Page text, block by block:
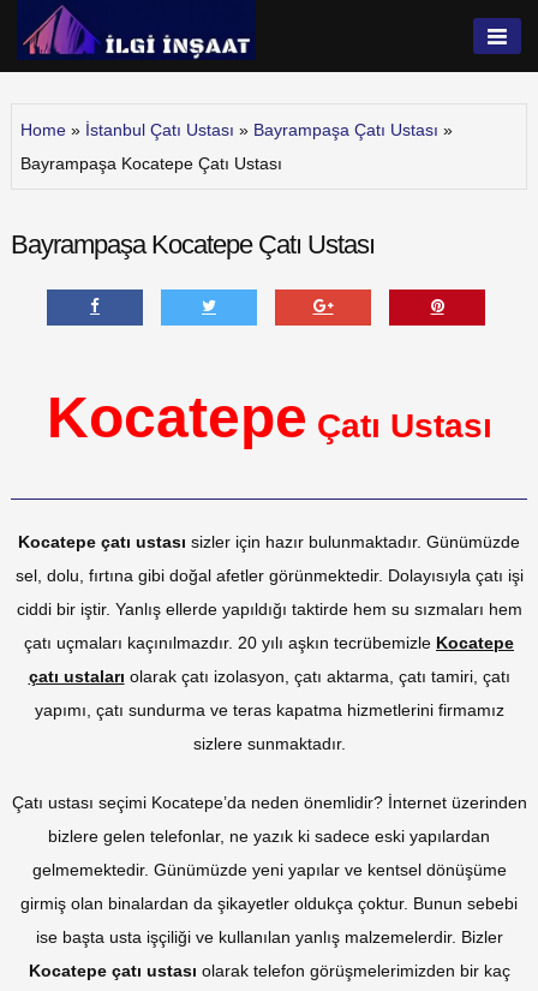
İlgi İnşaat
Home » İstanbul Çatı Ustası » Bayrampaşa Çatı Ustası »
Bayrampaşa Kocatepe Çatı Ustası
Bayrampaşa Kocatepe Çatı Ustası
Kocatepe Çatı Ustası
Kocatepe çatı ustası sizler için hazır bulunmaktadır. Günümüzde
sel, dolu, fırtına gibi doğal afetler görünmektedir. Dolayısıyla çatı işi
ciddi bir iştir. Yanlış ellerde yapıldığı taktirde hem su sızmaları hem
çatı uçmaları kaçınılmazdır. 20 yılı aşkın tecrübemizle Kocatepe
çatı ustaları olarak çatı izolasyon, çatı aktarma, çatı tamiri, çatı
yapımı, çatı sundurma ve teras kapatma hizmetlerini firmamız
sizlere sunmaktadır.
Çatı ustası seçimi Kocatepe’da neden önemlidir? İnternet üzerinden
bizlere gelen telefonlar, ne yazık ki sadece eski yapılardan
gelmemektedir. Günümüzde yeni yapılar ve kentsel dönüşüme
girmiş olan binalardan da şikayetler oldukça çoktur. Bunun sebebi
ise başta usta işçiliği ve kullanılan yanlış malzemelerdir. Bizler
Kocatepe çatı ustası olarak telefon görüşmelerimizden bir kaç